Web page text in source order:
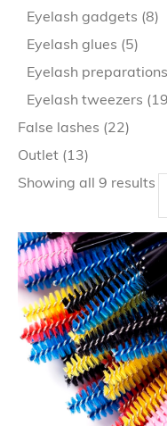
Eyelash gadgets (8)
Eyelash glues (5)
Eyelash preparations
Eyelash tweezers
False lashes (22)
Outlet (13)
Showing all 9 results